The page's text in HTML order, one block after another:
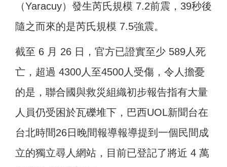
（Yaracuy）發生芮氏規模 7.2前震，39秒後
隨之而來的是芮氏規模 7.5強震。
截至 6 月 26 日，官方已證實至少 589人死
亡，超過 4300人至4500人受傷，令人擔憂
的是，聯合國與救災組織初步報告指有大量
人員仍受困於瓦礫堆下，巴西UOL新聞台在
台北時間26日晚間報導報導提到一個民間成
立的獨立尋人網站，目前已登記了將近 4 萬